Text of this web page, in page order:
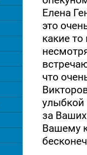
Елена
это
какие
что
за
Вашему